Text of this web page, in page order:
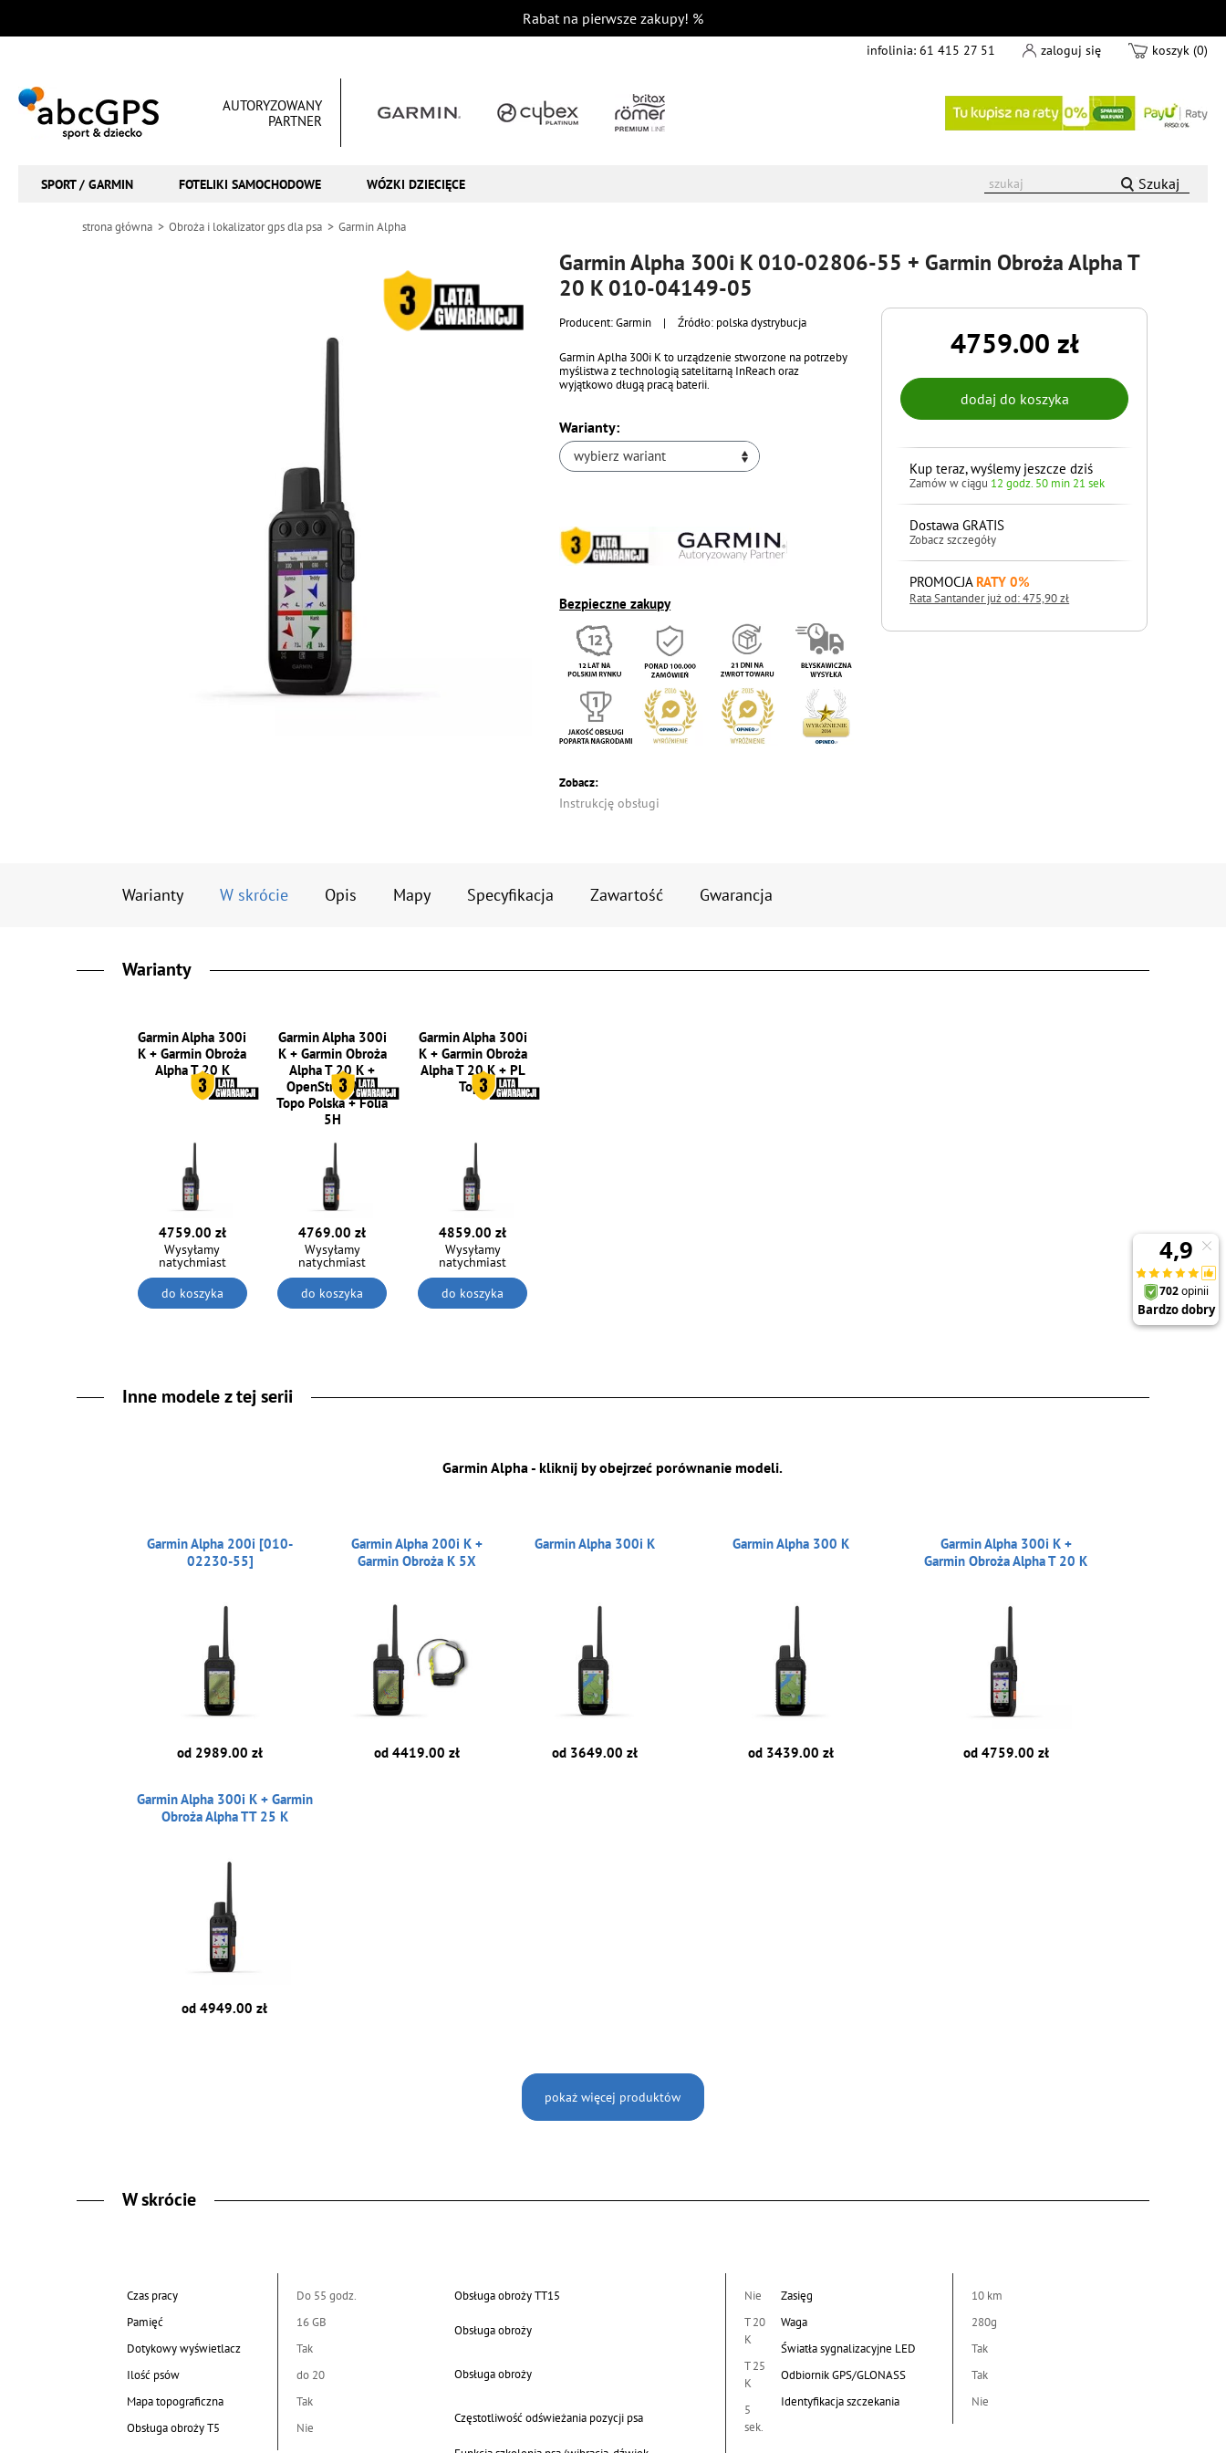
Rabat na pierwsze zakupy! %
infolinia: 61 415 27 51 zaloguj się koszyk (0)
AUTORYZOWANY
PARTNER
SPORT / GARMIN FOTELIKI SAMOCHODOWE WÓZKI DZIECIĘCE Szukaj
strona główna Obroża i lokalizator gps dla psa Garmin Alpha
Garmin Alpha 300i K 010-02806-55 + Garmin Obroża Alpha T
20 K 010-04149-05
Producent:Garmin | Źródło: polska dystrybucja
Garmin Aplha 300i K to urządzenie stworzone na potrzeby
myślistwa z technologią satelitarną InReach oraz
wyjątkowo długą pracą baterii.
Warianty:
wybierz wariant
Bezpieczne zakupy
Zobacz:
Instrukcję obsługi
4759.00 zł
Kup teraz, wyślemy jeszcze dziś
Zamów w ciągu 12 godz. 50 min 20 sek
Dostawa GRATIS
Zobacz szczegóły
PROMOCJA RATY 0%
Rata Santander już od: 475,90 zł
Warianty W skrócie Opis Mapy Specyfikacja Zawartość Gwarancja
Warianty
Garmin Alpha 300i
K + Garmin Obroża
Alpha T 20 K
4759.00 zł
Wysyłamy
natychmiast
do koszyka
Garmin Alpha 300i
K + Garmin Obroża
Alpha T 20 K +
OpenStreetMap
Topo Polska + Folia
5H
4769.00 zł
Wysyłamy
natychmiast
do koszyka
Garmin Alpha 300i
K + Garmin Obroża
Alpha T 20 K + PL
Topo
4859.00 zł
Wysyłamy
natychmiast
do koszyka
Inne modele z tej serii
Garmin Alpha - kliknij by obejrzeć porównanie modeli.
Garmin Alpha 200i [010-
02230-55]
od 2989.00 zł
Garmin Alpha 200i K +
Garmin Obroża K 5X
od 4419.00 zł
Garmin Alpha 300i K
od 3649.00 zł
Garmin Alpha 300 K
od 3439.00 zł
Garmin Alpha 300i K +
Garmin Obroża Alpha T 20 K
od 4759.00 zł
Garmin Alpha 300i K + Garmin
Obroża Alpha TT 25 K
od 4949.00 zł
pokaż więcej produktów
W skrócie
Czas pracy
Do 55 godz.
Pamięć
16 GB
Dotykowy wyświetlacz
Tak
Ilość psów
do 20
Mapa topograficzna
Tak
Obsługa obroży T5
Nie
Obsługa obroży TT15 Nie
Obsługa obroży
T 20
K
Obsługa obroży
T 25
K
Częstotliwość odświeżania pozycji psa
5
sek.
Zasięg
10 km
Waga
280g
Światła sygnalizacyjne LED
Tak
Odbiornik GPS/GLONASS
Tak
Identyfikacja szczekania
Nie